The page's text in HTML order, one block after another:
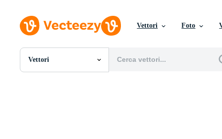
Vettori Foto
Vettori
Tutte Immagini